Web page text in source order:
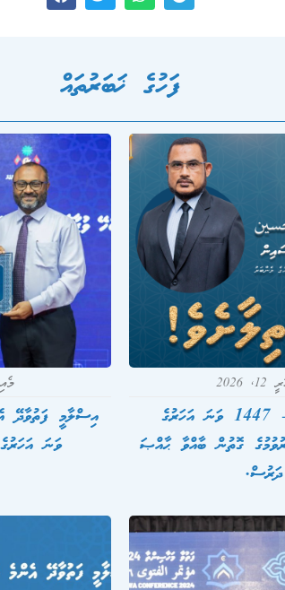
ފަހުގެ ޚަބަރުތައް
ކުރިމަތިލާށެވެ! – 1447 ވަނަ އަހަރުގެ
ގޮތުން ބާއްވާ ޙާއްޞަ
ދަރުސް.
މެއި
ވަނަ